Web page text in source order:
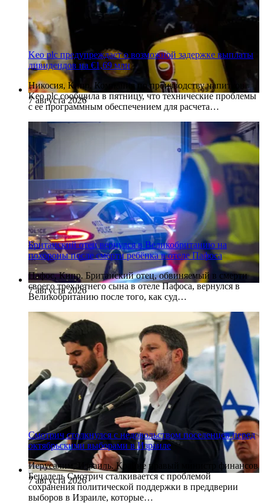
7 августа 2026
Keo plc предупреждает о возможной задержке выплаты
дивидендов на €1,69 млн
Никосия, Кипр. Компания по производству напитков
Keo plc сообщила в пятницу, что технические проблемы
с ее программным обеспечением для расчета…
7 августа 2026
Британский отец вернулся в Великобританию на
похороны после смерти ребёнка в отеле Пафоса
Пафос, Кипр. Британский отец, обвиняемый в смерти
своего трехлетнего сына в отеле Пафоса, вернулся в
Великобританию после того, как суд…
7 августа 2026
Смотрич столкнулся с недовольством поселенцев перед
октябрьскими выборами в Израиле
Иерусалим, Израиль. Крайне правый министр финансов
Бецалель Смотрич сталкивается с проблемой
сохранения политической поддержки в преддверии
выборов в Израиле, которые…